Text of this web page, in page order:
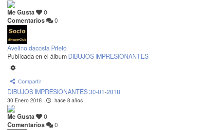
Me Gusta
0
Comentarios
0
Avelino dacosta Prieto
Publicada en el álbum DIBUJOS IMPRESIONANTES
Compartir
DIBUJOS IMPRESIONANTES 30-01-2018
30 Enero 2018 · hace 8 años
Me Gusta
0
Comentarios
0